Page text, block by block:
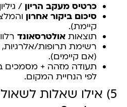
כרטיס מעקב הריון /
סיכום ביקור אחרון
קיימת).
תוצאות אולטרסאונד
רשימת תרופות/
(אם קיימים).
תעודה מזהה + מסמכים
לפי הנחיית המקום.
5) אילו שאלות